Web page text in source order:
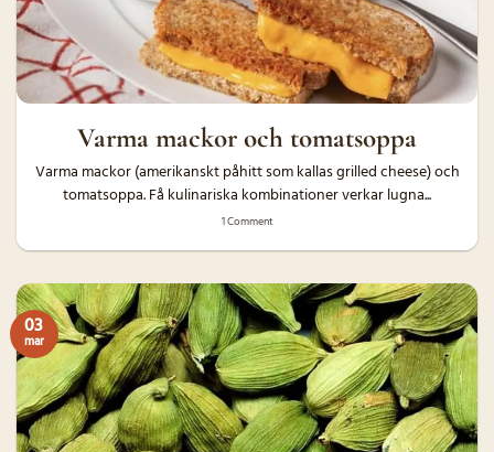
Varma mackor och tomatsoppa
Varma mackor (amerikanskt påhitt som kallas grilled cheese) och
tomatsoppa. Få kulinariska kombinationer verkar lugna...
1 Comment
03
mar